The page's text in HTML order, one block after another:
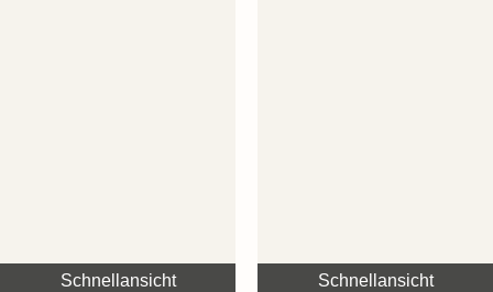
Schnellansicht Schnellansicht